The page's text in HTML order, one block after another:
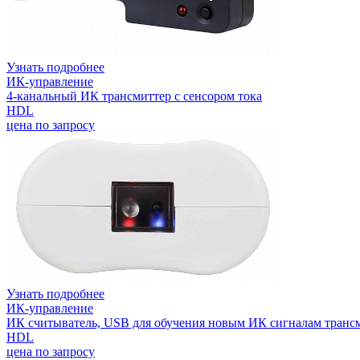
Узнать подробнее
ИК-управление
4-канальный ИК трансмиттер с сенсором тока
HDL
цена по запросу
Узнать подробнее
ИК-управление
ИК считыватель, USB для обучения новым ИК сигналам
HDL
цена по запросу